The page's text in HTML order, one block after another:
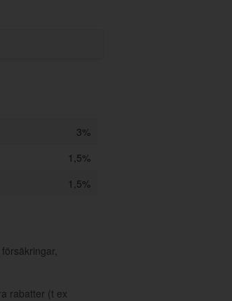
3%
1,5%
1,5%
rabatter (t ex